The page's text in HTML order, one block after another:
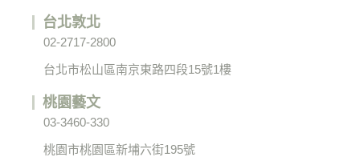
台北敦北
02-2717-2800
台北市松山區南京東路四段15號1樓
桃園藝文
03-3460-330
桃園市桃園區新埔六街195號